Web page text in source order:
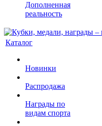
Дополненная
реальность
Каталог
Новинки
Распродажа
Награды по
видам спорта